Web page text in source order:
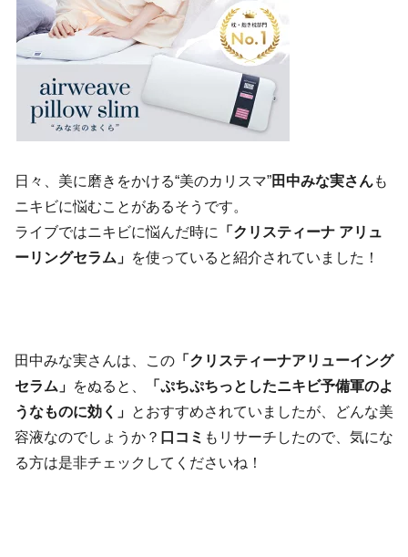
日々、美に磨きをかける“美のカリスマ”田中みな実さんも
ニキビに悩むことがあるそうです。
ライブではニキビに悩んだ時に
「クリスティーナ アリュ
ーリングセラム」 を使っていると紹介されていました！
田中みな実さんは、この 「クリスティーナアリューイング
セラム」 をぬると、
「ぷちぷちっとしたニキビ予備軍のよ
うなものに効く」 とおすすめされていましたが、どんな美
容液なのでしょうか？ 口コミ もリサーチしたので、気にな
る方は是非チェックしてくださいね！